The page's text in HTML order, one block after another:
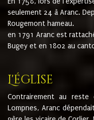
seulement 24 à Aranc.
Rougemont hameau.
en 1791 Aranc est
Bugey et en 1802 au
L'église
Contrairement au reste
Lompnes, Aranc